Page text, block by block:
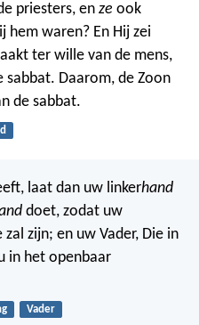
priesters, en ze ook
hem waren? En Hij zei
ter wille van de mens,
sabbat. Daarom, de Zoon
de sabbat.
laat dan uw linkerhand
doet, zodat uw
zijn; en uw Vader, Die in
in het openbaar
Vader